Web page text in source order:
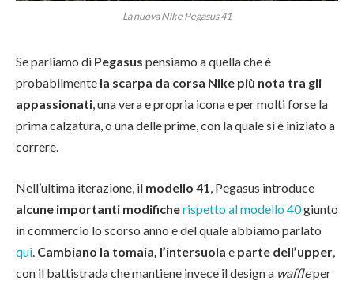
La nuova Nike Pegasus 41
Se parliamo di Pegasus pensiamo a quella che è
probabilmente la scarpa da corsa Nike più nota tra gli
appassionati, una vera e propria icona e per molti forse la
prima calzatura, o una delle prime, con la quale si è iniziato a
correre.
Nell’ultima iterazione, il modello 41 , Pegasus introduce
alcune importanti modificherispetto al modello 40giunto
in commercio lo scorso anno e del quale abbiamo parlato
qui Cambiano la tomaia, l’intersuola e parte dell’upper
con il battistrada che mantiene invece il design a waffleper